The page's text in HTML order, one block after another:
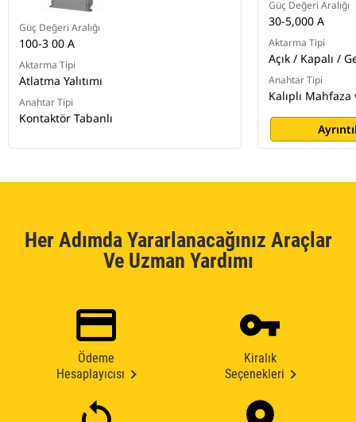
Güç Değeri Aralığı
100-3 00 A
Aktarma Tipi
Atlatma Yalıtımı
Anahtar Tipi
Kontaktör Tabanlı
Güç Değeri Aralığı
30-5,000 A
Aktarma Tipi
Açık / Kapalı /
Anahtar Tipi
Kalıplı
Her Adımda Yararlanacağınız Araçlar
Ve Uzman Yardımı
Ödeme
Hesaplayıcısı
Kiralık
Seçenekleri